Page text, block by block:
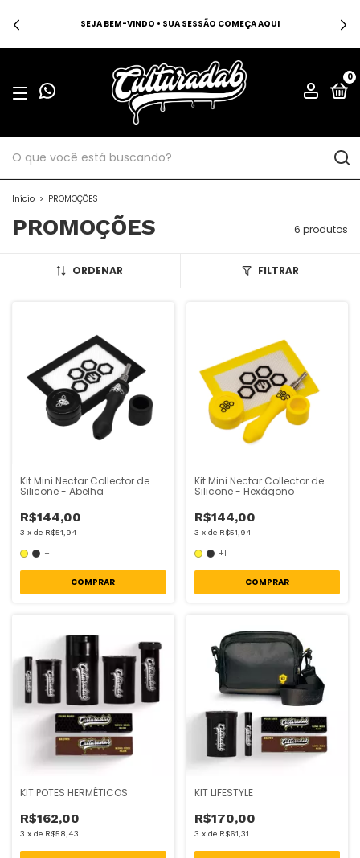
SEJA BEM-VINDO • SUA SESSÃO COMEÇA AQUI
0
Início > PROMOÇÕES
PROMOÇÕES 6 produtos
ORDENAR FILTRAR
Kit Mini Nectar Collector de
Silicone - Abelha
R$144,00
3 x de R$51,94
+1
COMPRAR
Kit Mini Nectar Collector de
Silicone - Hexágono
R$144,00
3 x de R$51,94
+1
COMPRAR
KIT POTES HERMÉTICOS
R$162,00
3 x de R$58,43
KIT LIFESTYLE
R$170,00
3 x de R$61,31